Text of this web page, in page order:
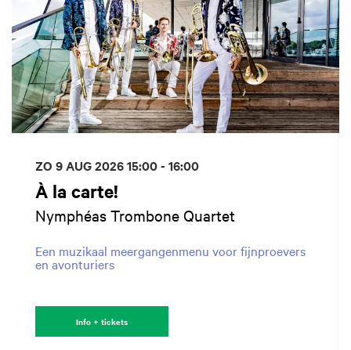
À la carte!
Nymphéas Trombone Quartet
Een muzikaal meergangenmenu voor fijnproevers
en avonturiers
ZO 9 AUG 202615:00 - 16:00
Info + tickets